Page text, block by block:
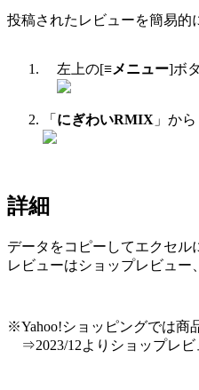
投稿されたレビューを簡易的
左上の[≡メニュー]ボ
「 にぎわいRMIX 」から
詳細
データをコピーしてエクセル
レビューはショップレビュー
※Yahoo!ショッピングでは商
⇒2023/12よりショップレビ